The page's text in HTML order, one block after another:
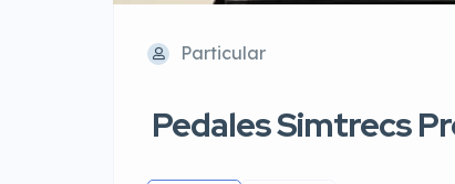
Particular
Pedales Simtrecs